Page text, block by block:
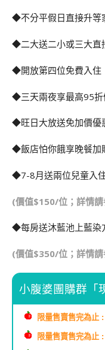
◆不分平假日直接升等
◆二大送二小或三大直
◆開放第四位免費入住
◆三天兩夜享最高95折
◆旺日大放送免加價優
◆飯店怕你餓享晚餐加
◆7-8月送兩位兒童入
(價值$150/位；詳情
◆每房送沐藍池上藍染
(價值$350/位；詳情
小腹婆團購群「
限量售賣售完為止 :
限量售賣售完為止 :